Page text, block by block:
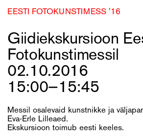
EESTI FOTOKUNSTIMESS '16
Giidiekskursioon
Fotokunstimessil
02.10.2016
15:00—15:45
Messil osalevaid kunstnikke ja
Eva-Erle Lilleaed.
Ekskursioon toimub eesti keeles.